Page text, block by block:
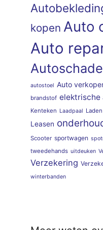
kopen Auto
Auto
Autoschade
autostoel Auto
brandstof elektrische
Kenteken Laadpaal Laden
Leasen
Scooter sportwagen
tweedehands uitdeuken
Verzekering
winterbanden